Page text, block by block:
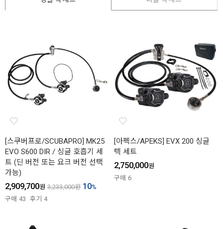
[스쿠버프로/SCUBAPRO] MK25
EVO S600 DIR / 싱글 호흡기 세
트 (딘 버전 또는 요크 버전 선택
가능)
2,909,700원 3,233,000원 10%
구매 43 후기 4
[아펙스/APEKS] EVX 200 싱글
텍 세트
2,750,000원
구매 6